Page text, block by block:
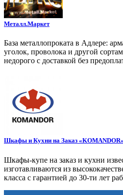
Металл.Маркет
База металлопроката в Адлере:
уголок, проволока и другой
недорого с доставкой без
Шкафы и Кухни на Заказ «KOMANDOR»
Шкафы-купе на заказ и кухни
изготавливаются из
класса с гарантией до 30-ти лет